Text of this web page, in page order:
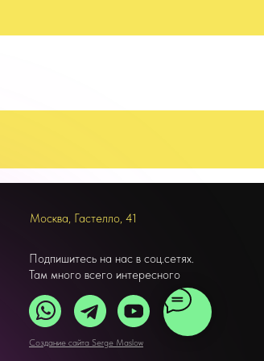
Подпишитесь на нас в соц.сетях.
Там много всего интересного
Москва, Гастелло, 41
Создание сайта Serge Maslow